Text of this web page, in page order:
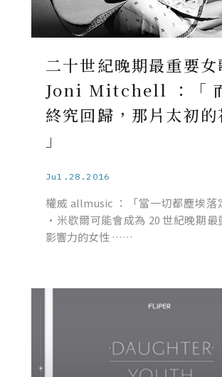
二十世紀晚期最重要女
Joni Mitchell ：「
終究回歸，那片太初的
」
Jul.28.2016
權威 allmusic ：「當一切都塵埃落
·米歇爾可能會成為 20 世紀晚期最
影響力的女性 ……